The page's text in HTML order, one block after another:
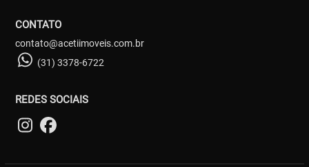
CONTATO
contato@acetiimoveis.com.br
(31) 3378-6722
REDES SOCIAIS